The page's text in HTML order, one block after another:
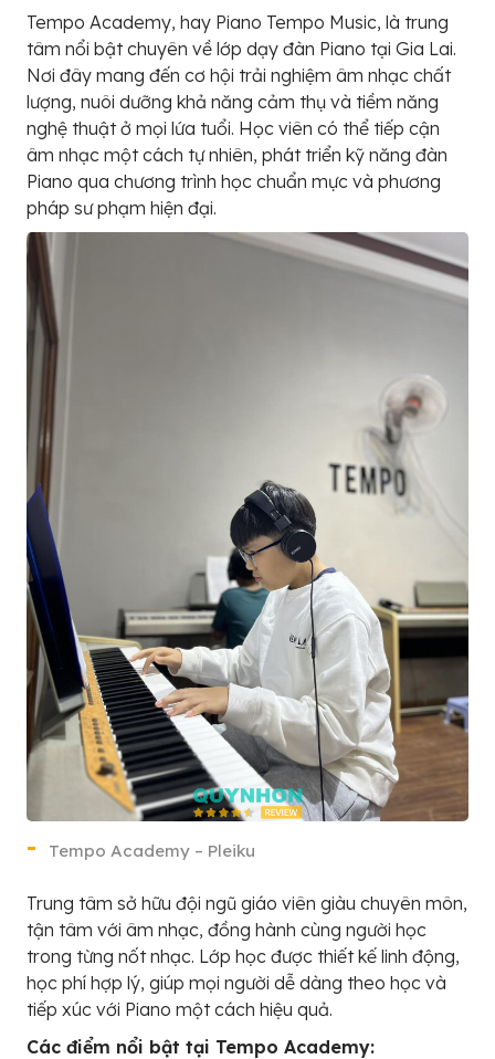
Tempo Academy, hay Piano Tempo Music, là trung
tâm nổi bật chuyên về lớp dạy đàn Piano tại Gia Lai.
Nơi đây mang đến cơ hội trải nghiệm âm nhạc chất
lượng, nuôi dưỡng khả năng cảm thụ và tiềm năng
nghệ thuật ở mọi lứa tuổi. Học viên có thể tiếp cận
âm nhạc một cách tự nhiên, phát triển kỹ năng đàn
Piano qua chương trình học chuẩn mực và phương
pháp sư phạm hiện đại.
Tempo Academy – Pleiku
Trung tâm sở hữu đội ngũ giáo viên giàu chuyên môn,
tận tâm với âm nhạc, đồng hành cùng người học
trong từng nốt nhạc. Lớp học được thiết kế linh động,
học phí hợp lý, giúp mọi người dễ dàng theo học và
tiếp xúc với Piano một cách hiệu quả.
Các điểm nổi bật tại Tempo Academy: